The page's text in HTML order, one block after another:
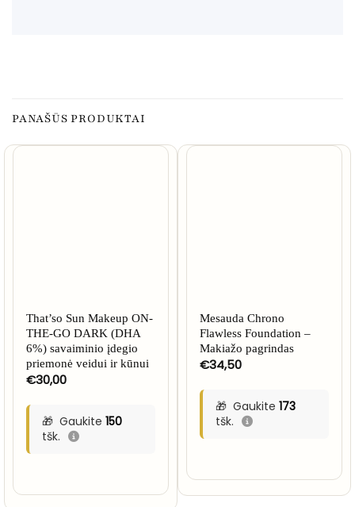
PANAŠŪS PRODUKTAI
That’so Sun Makeup ON-
THE-GO DARK (DHA
6%) savaiminio įdegio
priemonė veidui ir kūnui
€30,00
Gaukite 150
tšk.
Mesauda Chrono
Flawless Foundation –
Makiažo pagrindas
€34,50
Gaukite 173
tšk.